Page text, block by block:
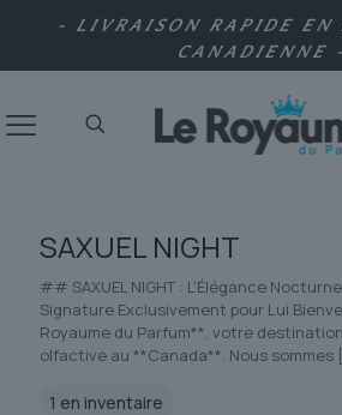
- LIVRAISON RAPIDE EN
CANADIENNE -
SAXUEL NIGHT
## SAXUEL NIGHT : L’Élégance
Signature Exclusivement pour Lui
Royaume du Parfum**, votre
olfactive au **Canada**. Nous sommes
1 en inventaire